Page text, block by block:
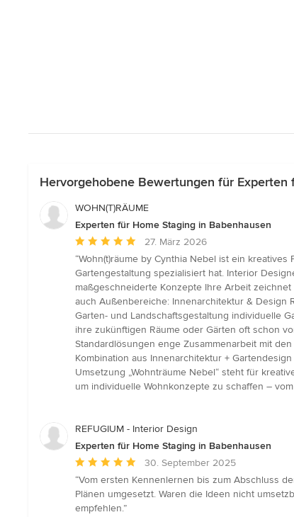
Hervorgehobene Bewertungen für
WOHN(T)RÄUME
Experten für Home Staging in Babenhausen
Durchschnittliche
Bewertung:
5
von
5
Sternen
27. März 2026
“Wohn(t)räume by Cynthia Nebel ist ein
Gartengestaltung spezialisiert hat. Interior
maßgeschneiderte Konzepte Ihre Arbeit
auch Außenbereiche: Innenarchitektur & Design
Garten- und Landschaftsgestaltung individuelle
ihre zukünftigen Räume oder Gärten oft schon
Standardlösungen enge Zusammenarbeit mit
Kombination aus Innenarchitektur +
Umsetzung „Wohnträume Nebel“ steht für
um individuelle Wohnkonzepte zu schaffen –
REFUGIUM - Interior Design
Experten für Home Staging in Babenhausen
Durchschnittliche
Bewertung:
5
von
30. September 2025
“Vom ersten Kennenlernen bis zum Abschluss
Plänen umgesetzt. Waren die Ideen nicht
empfehlen.”